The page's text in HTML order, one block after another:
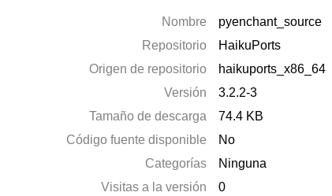
Nombre
pyenchant_source
Repositorio
HaikuPorts
Origen de repositorio
haikuports_x86_64
Versión
3.2.2-3
Tamaño de descarga
74.4 KB
Código fuente disponible
No
Categorías
Ninguna
Visitas a la versión
0